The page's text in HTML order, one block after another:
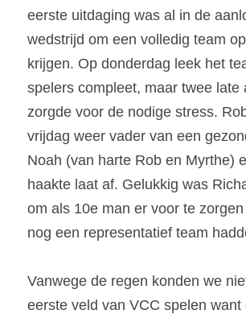
eerste uitdaging was al in de
wedstrijd om een volledig team
krijgen. Op donderdag leek het
spelers compleet, maar twee late
zorgde voor de nodige stress.
vrijdag weer vader van een
Noah (van harte Rob en Myrthe)
haakte laat af. Gelukkig was
om als 10e man er voor te
nog een representatief team
Vanwege de regen konden we
eerste veld van VCC spelen want